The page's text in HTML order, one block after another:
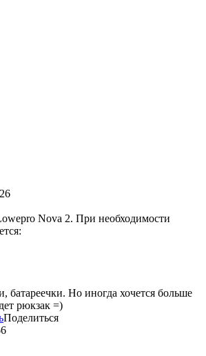
Nova 2. При необходимости
батареечки. Но иногда хочется больше
рюкзак =)
Поделиться